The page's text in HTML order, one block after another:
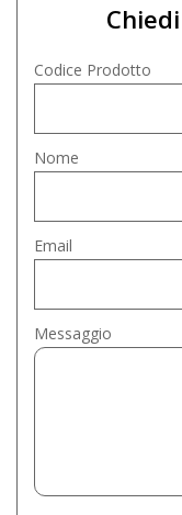
Codice Prodotto
Nome
Email
Messaggio